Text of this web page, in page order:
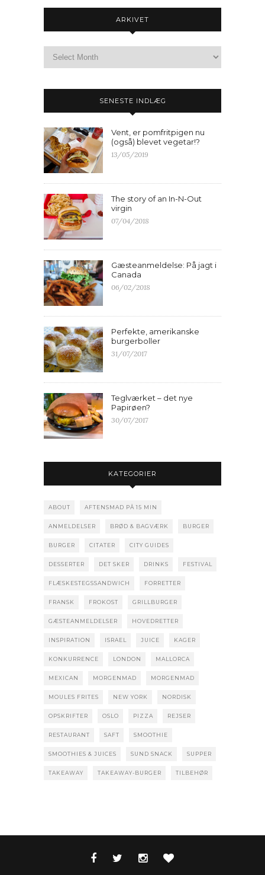
ARKIVET
SENESTE INDLÆG
Vent, er pomfritpigen nu
(også) blevet vegetar!?
13/05/2019
The story of an In-N-Out
virgin
07/04/2018
Gæsteanmeldelse: På jagt i
Canada
06/02/2018
Perfekte, amerikanske
burgerboller
31/07/2017
Teglværket – det nye
Papirøen?
30/07/2017
KATEGORIER
ABOUT AFTENSMAD PÅ 15 MIN
ANMELDELSER BRØD & BAGVÆRK BURGER
BURGER CITATER CITY GUIDES
DESSERTER DET SKER DRINKS FESTIVAL
FLÆSKESTEGSSANDWICH FORRETTER
FRANSK FROKOST GRILLBURGER
GÆSTEANMELDELSER HOVEDRETTER
INSPIRATION ISRAEL JUICE KAGER
KONKURRENCE LONDON MALLORCA
MEXICAN MORGENMAD MORGENMAD
MOULES FRITES NEW YORK NORDISK
OPSKRIFTER OSLO PIZZA REJSER
RESTAURANT SAFT SMOOTHIE
SMOOTHIES & JUICES SUND SNACK SUPPER
TAKEAWAY TAKEAWAY-BURGER TILBEHØR